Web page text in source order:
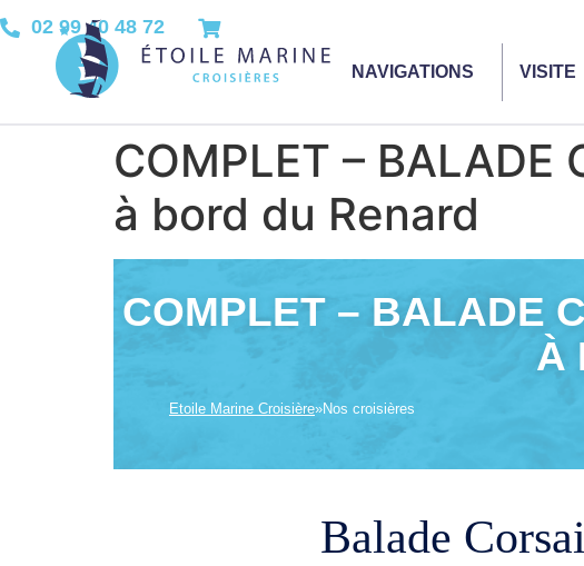
02 99 40 48 72
NAVIGATIONS VISITE
COMPLET – BALADE
à bord du Renard
COMPLET – BALADE
À
Etoile Marine Croisière»Nos croisières
Balade